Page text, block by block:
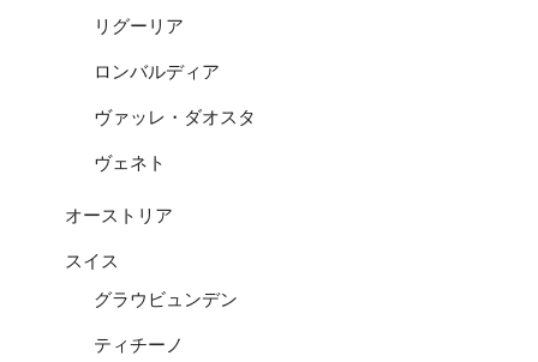
リグーリア
ロンバルディア
ヴァッレ・ダオスタ
ヴェネト
オーストリア
スイス
グラウビュンデン
ティチーノ